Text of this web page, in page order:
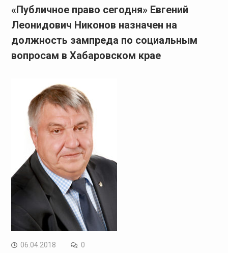
«Публичное право сегодня» Евгений
Леонидович Никонов назначен на
должность зампреда по социальным
вопросам в Хабаровском крае
06.04.2018 0